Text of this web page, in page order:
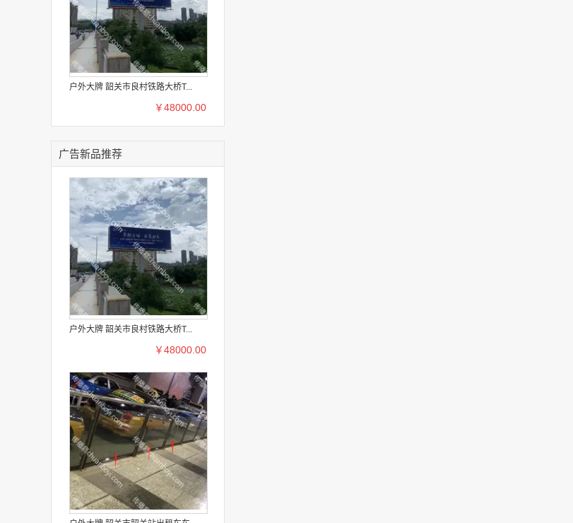
户外大牌 韶关市良村铁路大桥T...
￥48000.00
广告新品推荐
户外大牌 韶关市良村铁路大桥T...
￥48000.00